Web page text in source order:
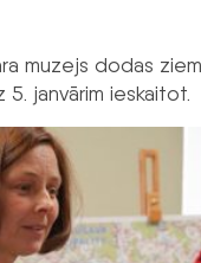
muzejs dodas
janvārim ieskaitot.